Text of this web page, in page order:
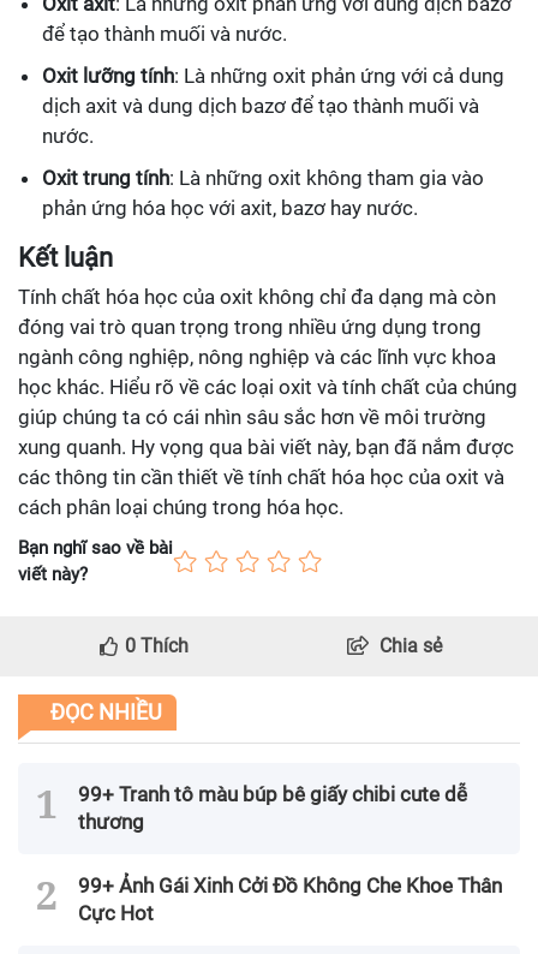
để tạo thành muối và nước.
Oxit lưỡng tính: Là những oxit phản ứng với cả dung
dịch axit và dung dịch bazơ để tạo thành muối và
nước.
Oxit trung tính: Là những oxit không tham gia vào
phản ứng hóa học với axit, bazơ hay nước.
Kết luận
Tính chất hóa học của oxit không chỉ đa dạng mà còn
đóng vai trò quan trọng trong nhiều ứng dụng trong
ngành công nghiệp, nông nghiệp và các lĩnh vực khoa
học khác. Hiểu rõ về các loại oxit và tính chất của chúng
giúp chúng ta có cái nhìn sâu sắc hơn về môi trường
xung quanh. Hy vọng qua bài viết này, bạn đã nắm được
các thông tin cần thiết về tính chất hóa học của oxit và
cách phân loại chúng trong hóa học.
Bạn nghĩ sao về bài
viết này?
0 Thích Chia sẻ
ĐỌC NHIỀU
99+ Tranh tô màu búp bê giấy chibi cute dễ
thương
99+ Ảnh Gái Xinh Cởi Đồ Không Che Khoe Thân
Cực Hot